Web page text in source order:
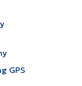
GPS